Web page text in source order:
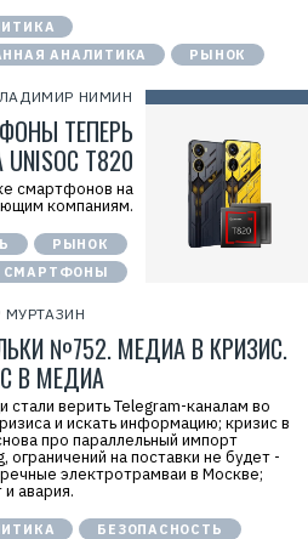
АНАЛИТИКА
РЫНОК
НИМИН
ТЕПЕРЬ
T820
смартфонов на
компаниям.
РЫНОК
СМАРТФОНЫ
МУРТАЗИН
№752. МЕДИА В КРИЗИС.
В МЕДИА
стали верить Telegram-каналам во
и искать информацию; кризис в
про параллельный импорт
ограничений на поставки не будет -
электротрамваи в Москве;
авария.
БЕЗОПАСНОСТЬ